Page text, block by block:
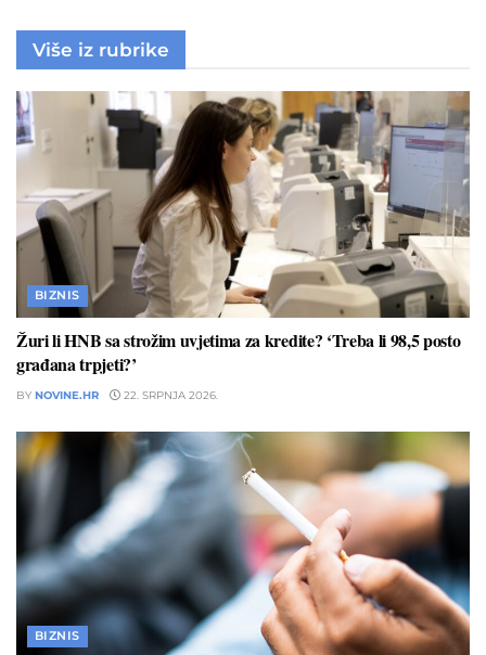
Više iz rubrike
BIZNIS
Žuri li HNB sa strožim uvjetima za kredite? ‘Treba li 98,5 posto
građana trpjeti?’
BY NOVINE.HR 22. SRPNJA 2026.
BIZNIS